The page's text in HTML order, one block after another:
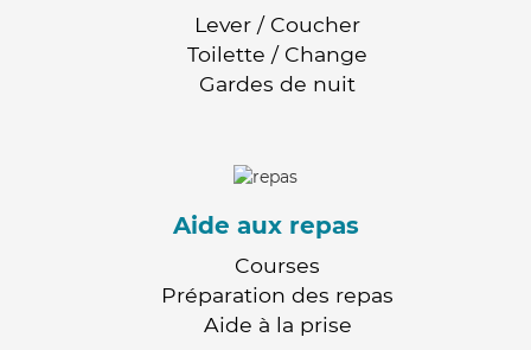
Lever / Coucher
Toilette / Change
Gardes de nuit
Aide aux repas
Courses
Préparation des repas
Aide à la prise